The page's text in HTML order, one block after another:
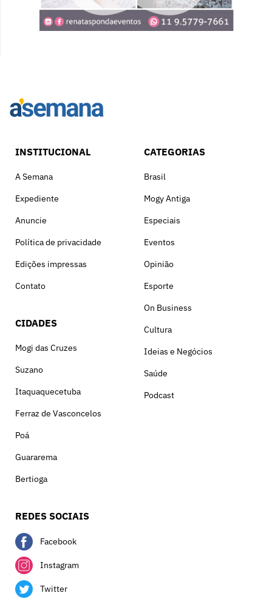
INSTITUCIONAL
A Semana
Expediente
Anuncie
Política de privacidade
Edições impressas
Contato
CIDADES
Mogi das Cruzes
Suzano
Itaquaquecetuba
Ferraz de Vasconcelos
Poá
Guararema
Bertioga
CATEGORIAS
Brasil
Mogy Antiga
Especiais
Eventos
Opinião
Esporte
On Business
Cultura
Ideias e Negócios
Saúde
Podcast
REDES SOCIAIS
Facebook
Instagram
Twitter